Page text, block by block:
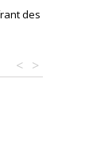
des
>
<